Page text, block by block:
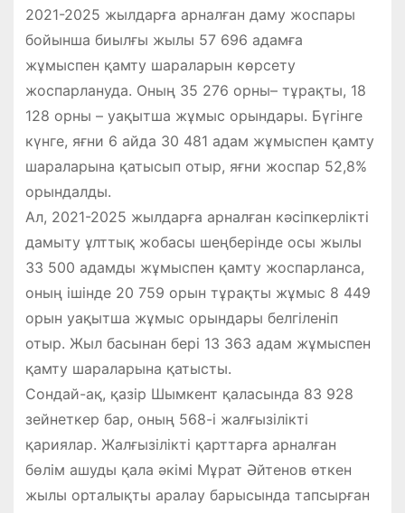
2021-2025 жылдарға арналған даму жоспары
бойынша биылғы жылы 57 696 адамға
жұмыспен қамту шараларын көрсету
жоспарлануда. Оның 35 276 орны– тұрақты, 18
128 орны – уақытша жұмыс орындары. Бүгінге
күнге, яғни 6 айда 30 481 адам жұмыспен қамту
шараларына қатысып отыр, яғни жоспар 52,8%
орындалды.
Ал, 2021-2025 жылдарға арналған кәсіпкерлікті
дамыту ұлттық жобасы шеңберінде осы жылы
33 500 адамды жұмыспен қамту жоспарланса,
оның ішінде 20 759 орын тұрақты жұмыс 8 449
орын уақытша жұмыс орындары белгіленіп
отыр. Жыл басынан бері 13 363 адам жұмыспен
қамту шараларына қатысты.
Сондай-ақ, қазір Шымкент қаласында 83 928
зейнеткер бар, оның 568-і жалғызілікті
қариялар. Жалғызілікті қарттарға арналған
бөлім ашуды қала әкімі Мұрат Әйтенов өткен
жылы орталықты аралау барысында тапсырған